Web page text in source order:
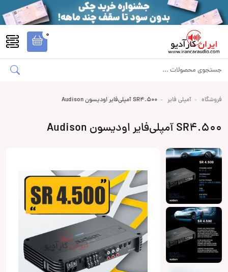
0
فروشگاه آمپلی فایر SR4.500 آمپلی‌فایر اودیسون Audison
SR4.500 آمپلی‌فایر اودیسون Audison